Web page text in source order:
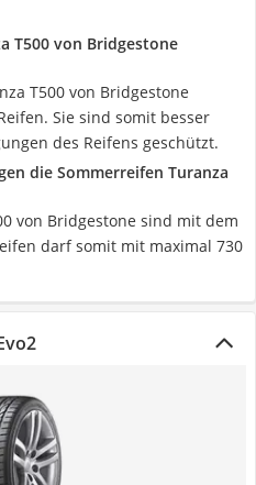
T500 von Bridgestone
T500 von Bridgestone
Sie sind somit besser
des Reifens geschützt.
die Sommerreifen Turanza
von Bridgestone sind mit dem
darf somit mit maximal 730